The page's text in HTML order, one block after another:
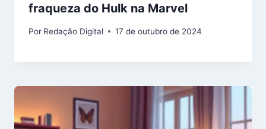
fraqueza do Hulk na Marvel
Por Redação Digital 17 de outubro de 2024